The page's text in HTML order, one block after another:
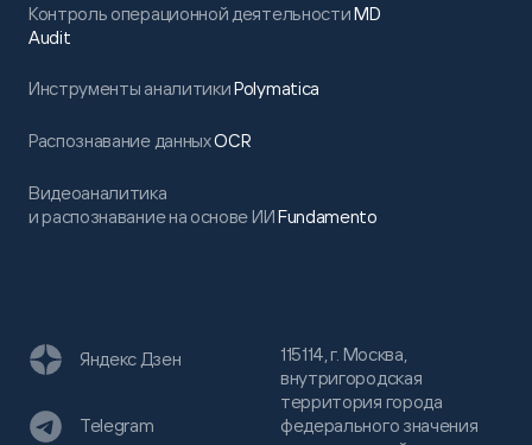
Контроль операционной деятельностиMD
Audit
Инструменты аналитикиPolymatica
Распознавание данныхOCR
Видеоаналитика
и распознавание на основе ИИFundamento
115114, г. Москва,
внутригородская
территория города
федерального значения
Яндекс Дзен
Telegram